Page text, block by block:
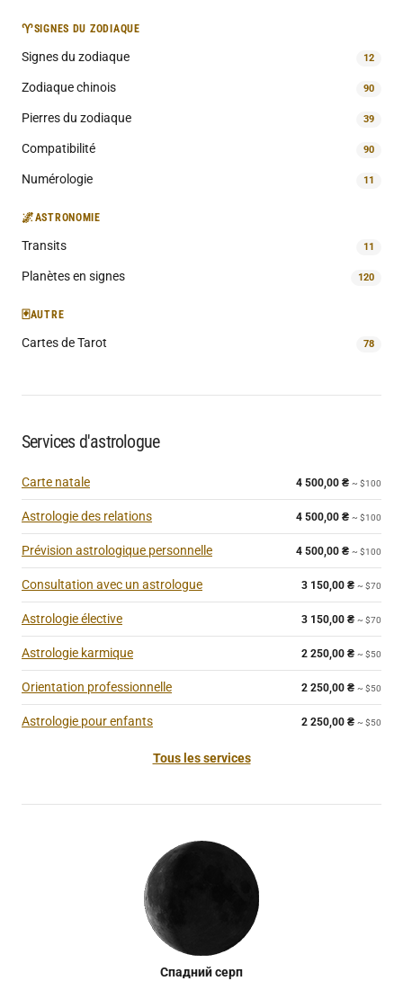
♈SIGNES DU ZODIAQUE
Signes du zodiaque 12
Zodiaque chinois 90
Pierres du zodiaque 39
Compatibilité 90
Numérologie 11
🌌ASTRONOMIE
Transits 11
Planètes en signes 120
🃏AUTRE
Cartes de Tarot 78
Services d'astrologue
Carte natale 4 500,00 ₴ ~ $100
Astrologie des relations 4 500,00 ₴ ~ $100
Prévision astrologique personnelle 4 500,00 ₴ ~ $100
Consultation avec un astrologue 3 150,00 ₴ ~ $70
Astrologie élective 3 150,00 ₴ ~ $70
Astrologie karmique 2 250,00 ₴ ~ $50
Orientation professionnelle 2 250,00 ₴ ~ $50
Astrologie pour enfants 2 250,00 ₴ ~ $50
Tous les services
Спадний серп